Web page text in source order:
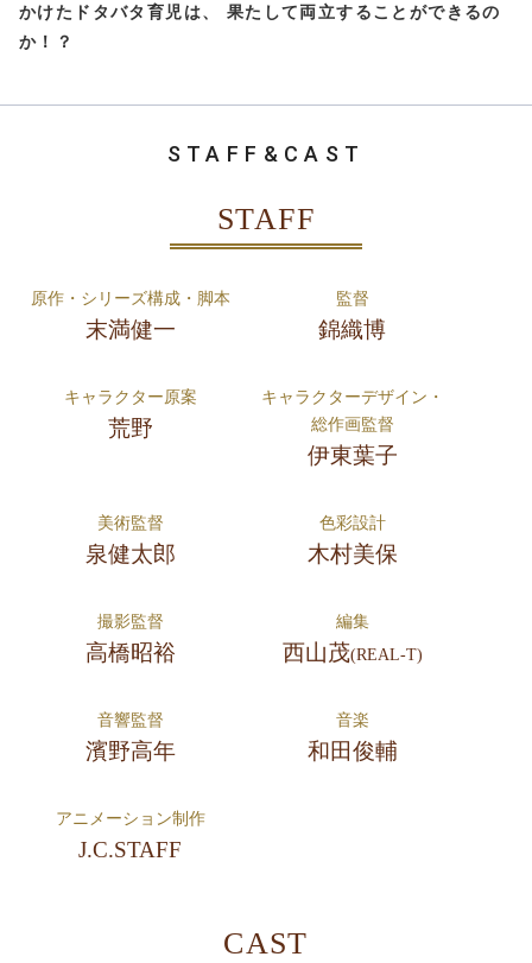
かけたドタバタ育児は、
果たして両立することができるの
か！？
STAFF&CAST
STAFF
原作・シリーズ構成・脚本
末満健一
監督
錦織博
キャラクター原案
荒野
キャラクターデザイン・
総作画監督
伊東葉子
美術監督
泉健太郎
色彩設計
木村美保
撮影監督
高橋昭裕
編集
西山茂(REAL-T)
音響監督
濱野高年
音楽
和田俊輔
アニメーション制作
J.C.STAFF
CAST